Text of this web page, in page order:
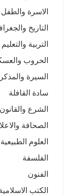
الاسرة والطفل
التاريخ
التربية والتعليم
الحروب
السيرة
سادة القافلة
الشرع والقانون
الصحافة
العلوم الطبيعية
الفلسفة
الفنون
الكتب